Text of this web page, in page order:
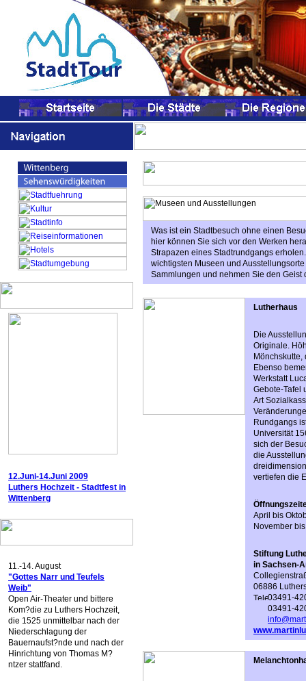
12.Juni-14.Juni 2009
Luthers Hochzeit - Stadtfest in
Wittenberg
11.-14. August
"Gottes Narr und Teufels
Weib"
Open Air-Theater und bittere
Kom?die zu Luthers Hochzeit,
die 1525 unmittelbar nach der
Niederschlagung der
Bauernaufst?nde und nach der
Hinrichtung von Thomas M?
ntzer stattfand.
Was ist ein Stadtbesuch ohne einen
hier können Sie sich vor den Werken
Strapazen eines Stadtrundgangs
wichtigsten Museen und
Sammlungen und nehmen Sie den
Lutherhaus
Die
Originale.
Ebenso
Werkstatt
Gebote-Tafel
Art
Rundgangs
Universität
sich der
die
vertiefen die
April bis
November
Stiftung
in Sachsen-
06886
03491-
03491-